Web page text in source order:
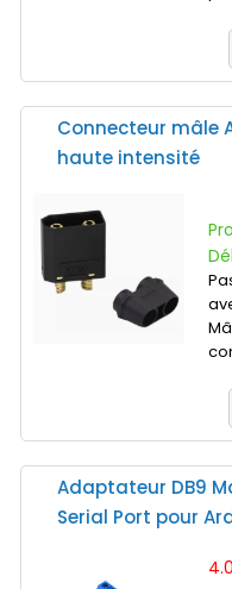
Connecteur mâle
haute intensité
Adaptateur DB9
Serial Port pour